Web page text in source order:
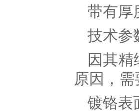
带有厚
技术参
因其
原因，
镀铬表